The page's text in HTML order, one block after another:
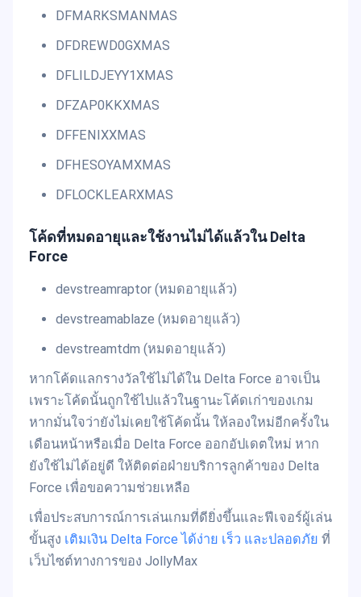
DFMARKSMANMAS
DFDREWD0GXMAS
DFLILDJEYY1XMAS
DFZAP0KKXMAS
DFFENIXXMAS
DFHESOYAMXMAS
DFLOCKLEARXMAS
โค้ดที่หมดอายุและใช้งานไม่ได้แล้วใน Delta
Force
devstreamraptor (หมดอายุแล้ว)
devstreamablaze (หมดอายุแล้ว)
devstreamtdm (หมดอายุแล้ว)
หากโค้ดแลกรางวัลใช้ไม่ได้ใน Delta Force อาจเป็น
เพราะโค้ดนั้นถูกใช้ไปแล้วในฐานะโค้ดเก่าของเกม
หากมั่นใจว่ายังไม่เคยใช้โค้ดนั้น ให้ลองใหม่อีกครั้งใน
เดือนหน้าหรือเมื่อ Delta Force ออกอัปเดตใหม่ หาก
ยังใช้ไม่ได้อยู่ดี ให้ติดต่อฝ่ายบริการลูกค้าของ Delta
Force เพื่อขอความช่วยเหลือ
เพื่อประสบการณ์การเล่นเกมที่ดียิ่งขึ้นและฟีเจอร์ผู้เล่น
ขั้นสูง เติมเงิน Delta Force ได้ง่าย เร็ว และปลอดภัย ที่
เว็บไซต์ทางการของ JollyMax